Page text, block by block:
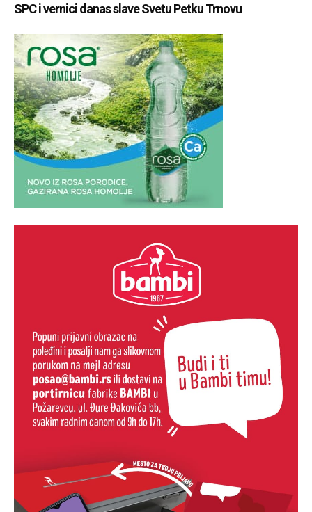
SPC i vernici danas slave Svetu Petku Trnovu